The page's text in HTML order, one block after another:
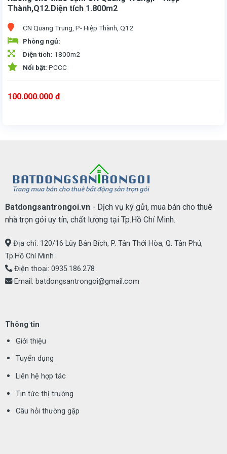
Thành,Q12.Diện tích 1.800m2
CN Quang Trung, P- Hiệp Thành, Q12
Phòng ngủ:
Diện tích: 1800m2
Nổi bật: PCCC
100.000.000 đ
Batdongsantrongoi.vn- Dịch vụ ký gửi, mua bán cho thuê
nhà trọn gói uy tín, chất lượng tại Tp.Hồ Chí Minh.
Địa chỉ: 120/16 Lũy Bán Bích, P. Tân Thới Hòa, Q. Tân Phú,
Tp.Hồ Chí Minh
Điện thoại: 0935.186.278
Email: batdongsantrongoi@gmail.com
Thông tin
Giới thiệu
Tuyển dụng
Liên hệ hợp tác
Tin tức thị trường
Câu hỏi thường gặp